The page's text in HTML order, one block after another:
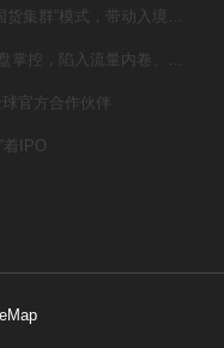
货集群”模式，带动入境消
掌控，陷入流量内卷、质
官方合作伙伴
着IPO